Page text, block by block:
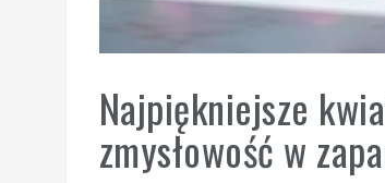
Najpiękniejsze
zmysłowość w